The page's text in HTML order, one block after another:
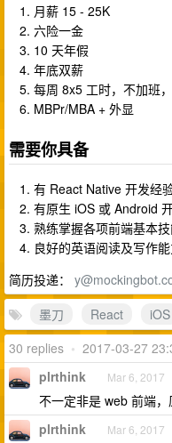
月薪 15 - 25K
六险一金
10 天年假
年底双薪
每周 8x5 工时，不加班
MBPr/MBA + 外显
需要你具备
有 React Native 开发经
有原生 iOS 或 Android
熟练掌握各项前端基本
良好的英语阅读及写作
简历投递：
墨刀
React iOS
30 replies • 2017-03-27
plrthink Mar 6, 2017
不一定非是 web 前端
plrthink Mar 6, 2017